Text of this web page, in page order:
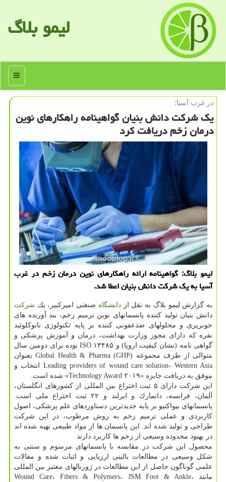
لیمو بلاگ
منو
در غرب آسیا؛
یك شركت دانش بنیان گواهینامه راهكارهای نوین
درمان زخم دریافت كرد
لیمو بلاگ: گواهینامه ارائه راهكارهای نوین درمان زخم در غرب
آسیا به یك شركت دانش بنیان اعطا شد.
به گزارش لیمو بلاگ به نقل ازدانشگاه صنعتی امیركبیر، یك شركت
دانش بنیان تولید كننده پانسمانهای نوین ترمیم زخم، بند آورنده های
خونریزی و محلولهای ضدعفونی كننده بر پایه تكنولوژی نانوكلوئید
نقره كه دارای مجوز وزارت بهداشت، درمان و آموزش پزشكی و
گواهی نامه (نشان كیفیت اروپا) و ISO ۱۳۴۸۵ بوده برای دومین سال
متوالی از طرف مجموعه Global Health & Pharma (GHP) بعنوان
Leading providers of wound care solution- Western Asia انتخاب و
موفق به دریافت جایزه «Technology Award ۲۰۱۹» شده است.
این شركت دارای ۵ ثبت اختراع بین المللی از كشورهای انگلستان،
آلمان، فرانسه، دانمارك و ایرلند و ۲۲ ثبت اختراع ملی است.
پانسمانهای بیواكتیو بر پایه جدیدترین دستاوردهای علم پزشكی، اصول
كاربردی و عملی ترمیم زخم به روش مرطوب، در این شركت
طراحی و تولید شده اند. این پانسمان ها از مواد طبیعی تهیه شده اند
در بهبود محدوده وسیعی از زخم ها كاربرد دارند.
محصول این شركت در مقایسه با پانسمانهای مرسوم و سنتی به
شكل وسیعی در مطالعات بالینی ارزیابی و اثبات شده و مقالات
علمی گوناگون حاصل از این مطالعات در ژورنالهای معتبر بین المللی
مانند Wound Care، Fibers & Polymers، JSM Foot & Ankle،